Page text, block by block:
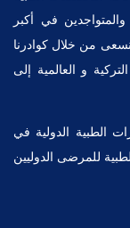
في أكبر
من خلال كوادرنا
و العالمية إلى
الطبية الدولية في
للمرضى الدوليين